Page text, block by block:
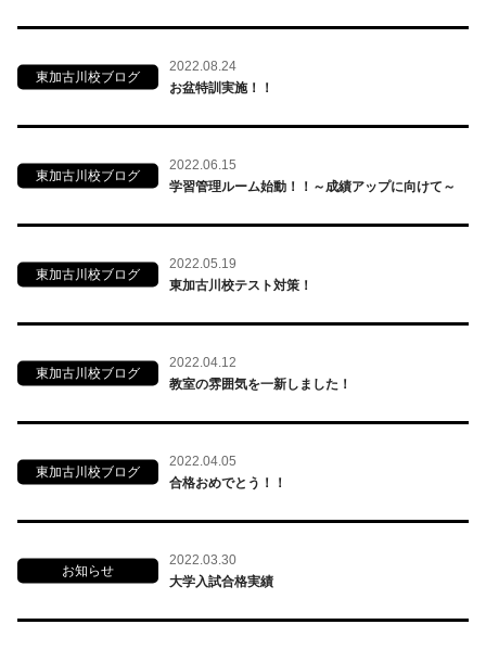
東加古川校ブログ
2022.08.24
お盆特訓実施！！
東加古川校ブログ
2022.06.15
学習管理ルーム始動！！～成績アップに向けて～
東加古川校ブログ
2022.05.19
東加古川校テスト対策！
東加古川校ブログ
2022.04.12
教室の雰囲気を一新しました！
東加古川校ブログ
2022.04.05
合格おめでとう！！
お知らせ
2022.03.30
大学入試合格実績